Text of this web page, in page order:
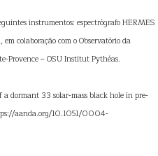
instrumentos: espectrógrafo HERMES
colaboração com o Observatório da
Provence – OSU Institut Pythéas.
dormant 33 solar-mass black hole in pre-
aanda.org/10.1051/0004-